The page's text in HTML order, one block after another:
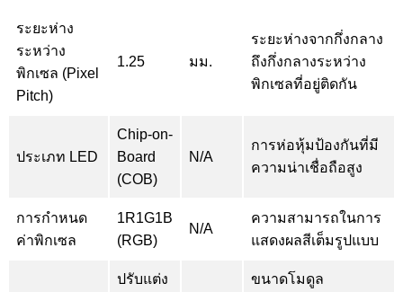
ระยะห่าง
ระหว่าง
พิกเซล (Pixel
Pitch)
1.25 มม.
ระยะห่างจากกึ่งกลาง
ถึงกึ่งกลางระหว่าง
พิกเซลที่อยู่ติดกัน
ประเภท LED
Chip-on-
Board
(COB)
N/A
การห่อหุ้มป้องกันที่มี
ความน่าเชื่อถือสูง
การกำหนด
ค่าพิกเซล
1R1G1B
(RGB)
N/A
ความสามารถในการ
แสดงผลสีเต็มรูปแบบ
ปรับแต่ง
ขนาดโมดูล